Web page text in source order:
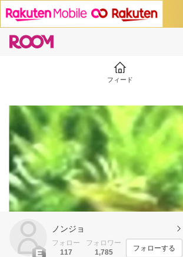
フィード
ノンジョ
フォロー
117
フォロワー
1,785
フォローする